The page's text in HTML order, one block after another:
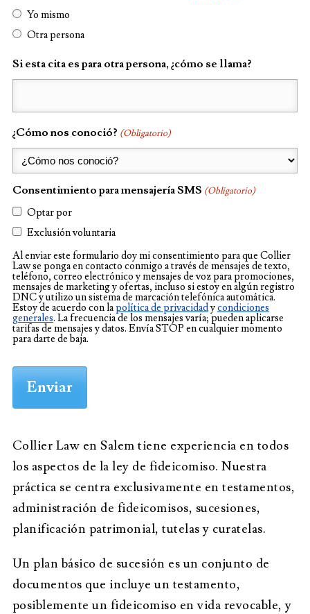
Yo mismo
Otra persona
Si esta cita es para otra persona, ¿cómo se llama?
¿Cómo nos conoció? (Obligatorio)
Consentimiento para mensajería SMS (Obligatorio)
Optar por
Exclusión voluntaria
Al enviar este formulario doy mi consentimiento para que Collier
Law se ponga en contacto conmigo a través de mensajes de texto,
teléfono, correo electrónico y mensajes de voz para promociones,
mensajes de marketing y ofertas, incluso si estoy en algún registro
DNC y utilizo un sistema de marcación telefónica automática.
Estoy de acuerdo con lapolítica de privacidadycondiciones
generales. La frecuencia de los mensajes varía; pueden aplicarse
tarifas de mensajes y datos. Envía STOP en cualquier momento
para darte de baja.
Collier Law en Salem tiene experiencia en todos
los aspectos de la ley de fideicomiso. Nuestra
práctica se centra exclusivamente en testamentos,
administración de fideicomisos, sucesiones,
planificación patrimonial, tutelas y curatelas.
Un plan básico de sucesión es un conjunto de
documentos que incluye un testamento,
posiblemente un fideicomiso en vida revocable, y